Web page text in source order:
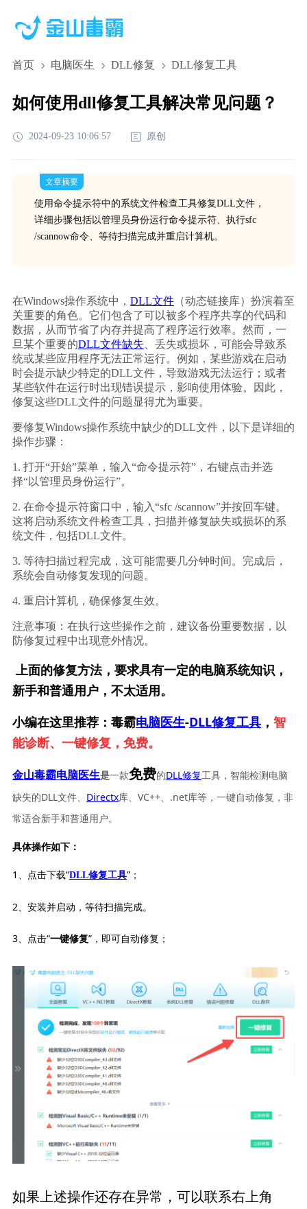
首页 电脑医生 DLL修复 DLL修复工具
如何使用dll修复工具解决常见问题？
2024-09-23 10:06:57 原创
文章摘要
使用命令提示符中的系统文件检查工具修复DLL文件，
详细步骤包括以管理员身份运行命令提示符、执行sfc
/scannow命令、等待扫描完成并重启计算机。
在Windows操作系统中， DLL文件（动态链接库）扮演着至
关重要的角色。它们包含了可以被多个程序共享的代码和
数据，从而节省了内存并提高了程序运行效率。然而，一
旦某个重要的DLL文件缺失 、丢失或损坏，可能会导致系
统或某些应用程序无法正常运行。例如，某些游戏在启动
时会提示缺少特定的DLL文件，导致游戏无法运行；或者
某些软件在运行时出现错误提示，影响使用体验。因此，
修复这些DLL文件的问题显得尤为重要。
要修复Windows操作系统中缺少的DLL文件，以下是详细的
操作步骤：
1. 打开“开始”菜单，输入“命令提示符”，右键点击并选
择“以管理员身份运行”。
2. 在命令提示符窗口中，输入“sfc /scannow”并按回车键。
这将启动系统文件检查工具，扫描并修复缺失或损坏的系
统文件，包括DLL文件。
3. 等待扫描过程完成，这可能需要几分钟时间。完成后，
系统会自动修复发现的问题。
4. 重启计算机，确保修复生效。
注意事项：在执行这些操作之前，建议备份重要数据，以
防修复过程中出现意外情况。
上面的修复方法，要求具有一定的电脑系统知识，
新手和普通用户，不太适用。
小编在这里推荐：毒霸电脑医生-DLL修复工具， 智
能诊断、一键修复，免费。
金山毒霸电脑医生是一款免费的DLL修复工具，智能检测电脑
缺失的DLL文件、 Directx库、VC++、.net库等，一键自动修复，非
常适合新手和普通用户。
具体操作如下：
1、点击下载“DLL修复工具”；
2、安装并启动，等待扫描完成。
3、点击“一键修复”，即可自动修复；
如果上述操作还存在异常，可以联系右上角